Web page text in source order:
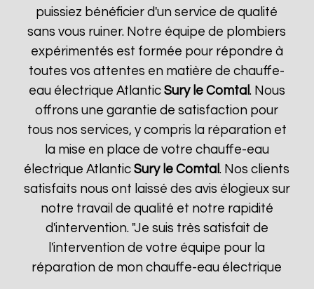
puissiez bénéficier d'un service de qualité
sans vous ruiner. Notre équipe de plombiers
expérimentés est formée pour répondre à
toutes vos attentes en matière de chauffe-
eau électrique Atlantic Sury le Comtal . Nous
offrons une garantie de satisfaction pour
tous nos services, y compris la réparation et
la mise en place de votre chauffe-eau
électrique AtlanticSury le Comtal. Nos clients
satisfaits nous ont laissé des avis élogieux sur
notre travail de qualité et notre rapidité
d'intervention. "Je suis très satisfait de
l'intervention de votre équipe pour la
réparation de mon chauffe-eau électrique